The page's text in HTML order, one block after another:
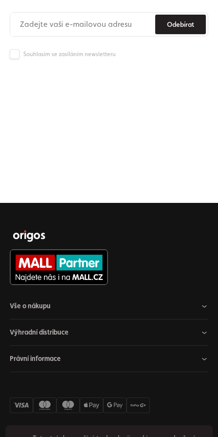
Odebírat
Souhlasím se zasíláním newsletteru
Vše o nákupu
Výhradní distribuce
Právní informace